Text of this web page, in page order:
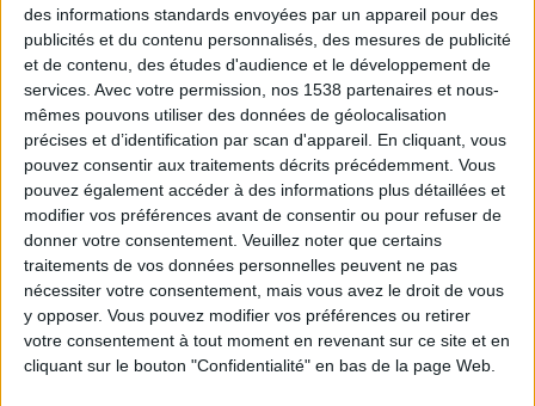
des informations standards envoyées par un appareil pour des
publicités et du contenu personnalisés, des mesures de publicité
et de contenu, des études d'audience et le développement de
services. Avec votre permission, nos 1538 partenaires et nous-
mêmes pouvons utiliser des données de géolocalisation
précises et d’identification par scan d'appareil. En cliquant, vous
pouvez consentir aux traitements décrits précédemment. Vous
pouvez également accéder à des informations plus détaillées et
modifier vos préférences avant de consentir ou pour refuser de
donner votre consentement. Veuillez noter que certains
traitements de vos données personnelles peuvent ne pas
nécessiter votre consentement, mais vous avez le droit de vous
y opposer. Vous pouvez modifier vos préférences ou retirer
votre consentement à tout moment en revenant sur ce site et en
cliquant sur le bouton "Confidentialité" en bas de la page Web.
Webinaires en direct Voir tout
Peut-on remplacer la viande par des féculents ?
Consultation diététique du 05/08/2026